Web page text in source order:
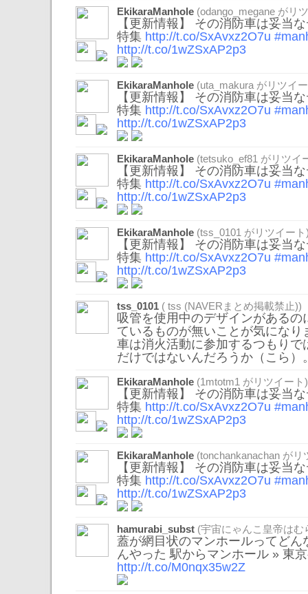
EkikaraManhole (odango_megane がリ
【更新情報】 その消防車は妥当
特集 http://t.co/SxAvxz2O7u
http://t.co/1wZSxAP2p3
EkikaraManhole (uta_makura がリツイ
【更新情報】 その消防車は妥当
特集 http://t.co/SxAvxz2O7u
http://t.co/1wZSxAP2p3
EkikaraManhole (tetsuko_ef81 がリツイ
【更新情報】 その消防車は妥当
特集 http://t.co/SxAvxz2O7u
http://t.co/1wZSxAP2p3
EkikaraManhole (tss_0101 がリツイート
【更新情報】 その消防車は妥当
特集 http://t.co/SxAvxz2O7u
http://t.co/1wZSxAP2p3
tss_0101 ( tss (NAVERまとめ掲載禁止))
吸管を使用中のデザインがあるの
ているものが無いことが気にな
車は消火活動に参加するつもりで
だけではないんだろうか（こら
EkikaraManhole (1mtotm1 がリツイート)
【更新情報】 その消防車は妥当
特集 http://t.co/SxAvxz2O7u
http://t.co/1wZSxAP2p3
EkikaraManhole (tonchankanachan がリ
【更新情報】 その消防車は妥当
特集 http://t.co/SxAvxz2O7u
http://t.co/1wZSxAP2p3
hamurabi_subst (宇宙にゃんこ皇帝はむ
蓋が網目状のマンホールってどん
んやった 駅からマンホール » 東
http://t.co/M0nqx35w2Z